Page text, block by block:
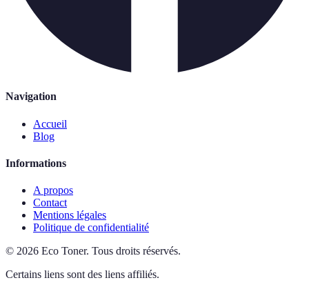
Navigation
Accueil
Blog
Informations
A propos
Contact
Mentions légales
Politique de confidentialité
© 2026 Eco Toner. Tous droits réservés.
Certains liens sont des liens affiliés.